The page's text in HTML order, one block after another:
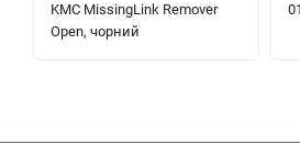
KMC MissingLink Remover
Open, чорний